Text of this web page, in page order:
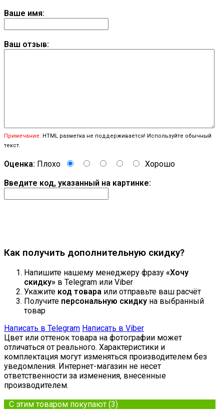
Ваше имя:
Ваш отзыв:
Примечание: HTML разметка не поддерживается! Используйте обычный
текст.
Оценка: Плохо
Хорошо
Введите код, указанный на картинке:
Как получить дополнительную скидку?
Напишите нашему менеджеру фразу «Хочу
скидку» в Telegram или Viber
Укажите код товара или отправьте ваш расчёт
Получите персональную скидку на выбранный
товар
Написать в Telegram Написать в Viber
Цвет или оттенок товара на фотографии может
отличаться от реального. Характеристики и
комплектация могут изменяться производителем без
уведомления. Интернет-магазин не несет
ответственности за изменения, внесенные
производителем.
С этим товаром покупают (3)